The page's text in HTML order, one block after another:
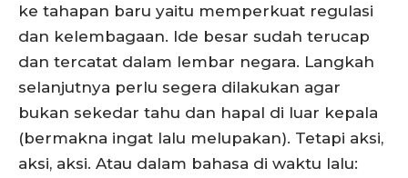
ke tahapan baru yaitu memperkuat regulasi
dan kelembagaan. Ide besar sudah terucap
dan tercatat dalam lembar negara. Langkah
selanjutnya perlu segera dilakukan agar
bukan sekedar tahu dan hapal di luar kepala
(bermakna ingat lalu melupakan). Tetapi aksi,
aksi, aksi. Atau dalam bahasa di waktu lalu: